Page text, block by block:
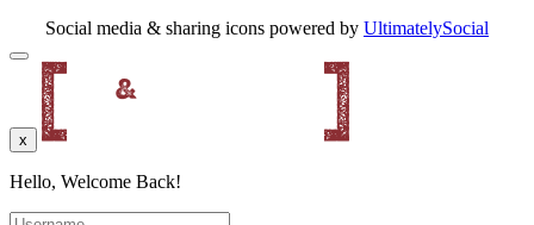
Social media & sharing icons powered by UltimatelySocial
x
Hello, Welcome Back!